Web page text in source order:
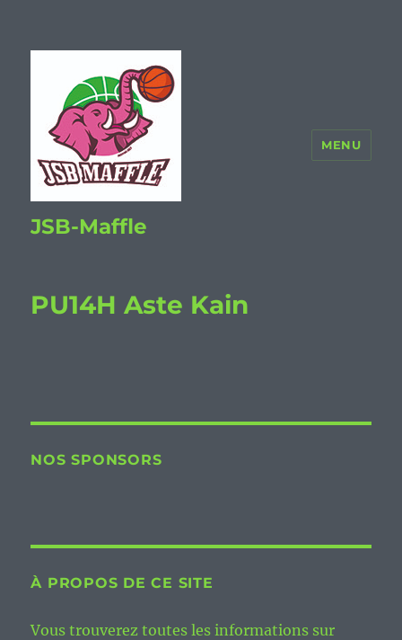
JSB-Maffle
MENU
PU14H Aste Kain
NOS SPONSORS
À PROPOS DE CE SITE
Vous trouverez toutes les informations sur